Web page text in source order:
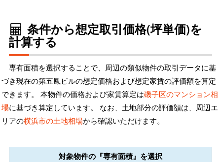
条件から想定取引価格(坪単価)を
計算する
専有面積を選択することで、周辺の類似物件の取引データに基
づき現在の第五鳳ビルの想定価格および想定家賃の評価額を算定
できます。 本物件の価格および家賃算定は磯子区のマンション相
場に基づき算定しています。 なお、土地部分の評価額は、周辺エ
リアの横浜市の土地相場から確認いただけます。
対象物件の『専有面積』を選択